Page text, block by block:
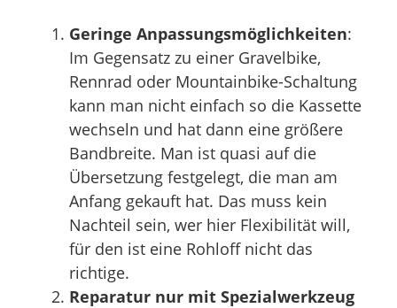
Geringe Anpassungsmöglichkeiten:
Im Gegensatz zu einer Gravelbike,
Rennrad oder Mountainbike-Schaltung
kann man nicht einfach so die Kassette
wechseln und hat dann eine größere
Bandbreite. Man ist quasi auf die
Übersetzung festgelegt, die man am
Anfang gekauft hat. Das muss kein
Nachteil sein, wer hier Flexibilität will,
für den ist eine Rohloff nicht das
richtige.
Reparatur nur mit Spezialwerkzeug